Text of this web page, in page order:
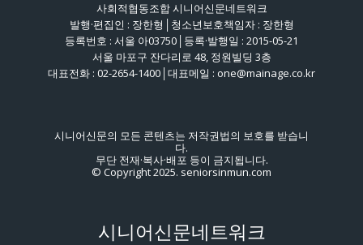
사회적협동조합 시니어신문네트워크
발행·편집인 : 장한형│청소년보호책임자 : 장한형
등록번호 : 서울 아03750│등록·발행일 : 2015-05-21
서울 마포구 잔다리로 48, 정원빌딩 3층
대표전화 : 02-2654-1400│대표메일 : one@mainage.co.kr
시니어신문의 모든 콘텐츠는 저작권법의 보호를 받습니
다.
무단 전재·복사·배포 등이 금지됩니다.
© Copyright 2025. seniorsinmun.com
시니어신문네트워크